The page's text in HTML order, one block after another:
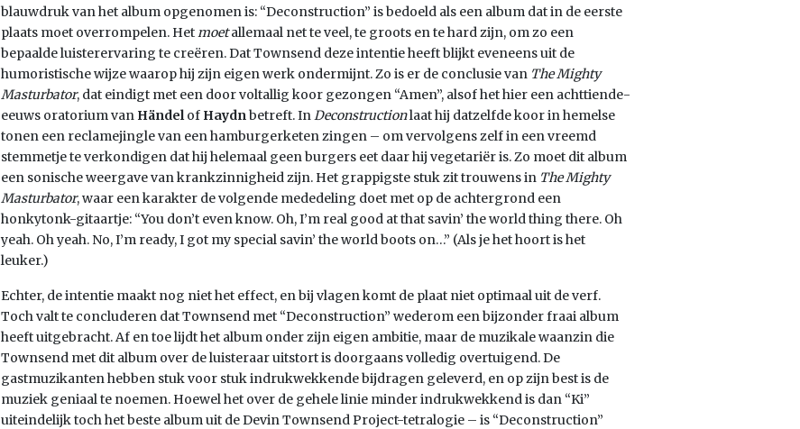
blauwdruk van het album opgenomen is: “Deconstruction” is bedoeld als een album dat in de eerste
plaats moet overrompelen. Hetmoetallemaal net te veel, te groots en te hard zijn, om zo een
bepaalde luisterervaring te creëren. Dat Townsend deze intentie heeft blijkt eveneens uit de
humoristische wijze waarop hij zijn eigen werk ondermijnt. Zo is er de conclusie van The Mighty
Masturbator, dat eindigt met een door voltallig koor gezongen “Amen”, alsof het hier een achttiende-
eeuws oratorium van Händelof Haydnbetreft. InDeconstructionlaat hij datzelfde koor in hemelse
tonen een reclamejingle van een hamburgerketen zingen – om vervolgens zelf in een vreemd
stemmetje te verkondigen dat hij helemaal geen burgers eet daar hij vegetariër is. Zo moet dit album
een sonische weergave van krankzinnigheid zijn. Het grappigste stuk zit trouwens in The Mighty
Masturbator, waar een karakter de volgende mededeling doet met op de achtergrond een
honkytonk-gitaartje: “You don’t even know. Oh, I’m real good at that savin’ the world thing there. Oh
yeah. Oh yeah. No, I’m ready, I got my special savin’ the world boots on…” (Als je het hoort is het
leuker.)
Echter, de intentie maakt nog niet het effect, en bij vlagen komt de plaat niet optimaal uit de verf.
Toch valt te concluderen dat Townsend met “Deconstruction” wederom een bijzonder fraai album
heeft uitgebracht. Af en toe lijdt het album onder zijn eigen ambitie, maar de muzikale waanzin die
Townsend met dit album over de luisteraar uitstort is doorgaans volledig overtuigend. De
gastmuzikanten hebben stuk voor stuk indrukwekkende bijdragen geleverd, en op zijn best is de
muziek geniaal te noemen. Hoewel het over de gehele linie minder indrukwekkend is dan “Ki”
uiteindelijk toch het beste album uit de Devin Townsend Project-tetralogie – is “Deconstruction”